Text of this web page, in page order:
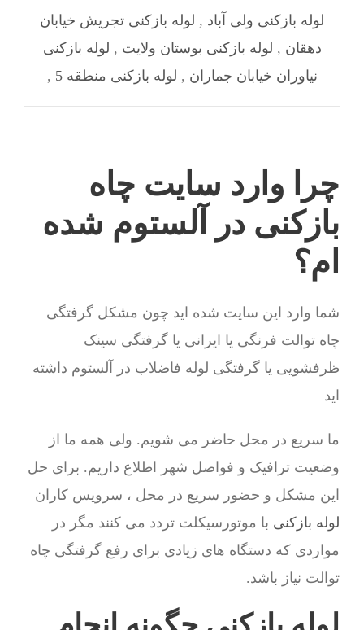
لوله بازکنی ولی آباد , لوله بازکنی تجریش خیابان
دهقان , لوله بازکنی بوستان ولایت , لوله بازکنی
نیاوران خیابان جماران , لوله بازکنی منطقه 5 ,
چرا وارد سایت چاه
بازکنی در آلستوم شده
ام؟
شما وارد این سایت شده اید چون مشکل گرفتگی
چاه توالت فرنگی یا ایرانی یا گرفتگی سینک
ظرفشویی یا گرفتگی لوله فاضلاب در آلستوم داشته
اید
ما سریع در محل حاضر می شویم. ولی همه ما از
وضعیت ترافیک و فواصل شهر اطلاع داریم. برای حل
این مشکل و حضور سریع در محل ، سرویس کاران
لوله بازکنی با موتورسیکلت تردد می کنند مگر در
مواردی که دستگاه های زیادی برای رفع گرفتگی چاه
توالت نیاز باشد.